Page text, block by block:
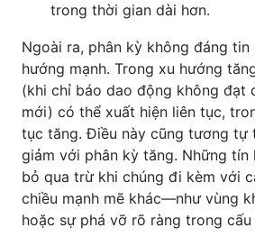
trong thời gian dài hơn.
Ngoài ra, phân kỳ không đáng
hướng mạnh. Trong xu hướng
(khi chỉ báo dao động không đạt
mới) có thể xuất hiện liên tục,
tục tăng. Điều này cũng tương tự
giảm với phân kỳ tăng. Những tín
bỏ qua trừ khi chúng đi kèm với
chiều mạnh mẽ khác—như vùng
hoặc sự phá vỡ rõ ràng trong